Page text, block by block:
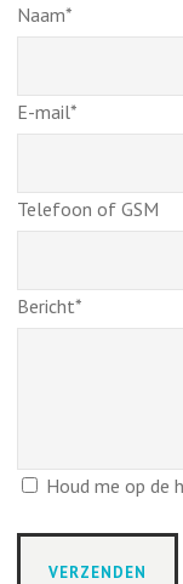
Naam*
E-mail*
Telefoon of GSM
Bericht*
Houd me op de